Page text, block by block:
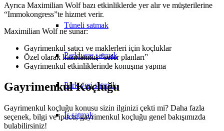
Tüneli satmak
Parkhane satmak
Park yeri satmak
İş satmak
Ayrıca Maximilian Wolf bazı etkinliklerde yer alır ve müşterilerine
“Immokongress”te hizmet verir.
Maximilian Wolf ne sunar:
Gayrimenkul satıcı ve maklerleri için koçluklar
Özel olarak hazırlanmış “sefer planları”
Gayrimenkul etkinliklerinde konuşma yapma
Gayrimenkul Koçluğu
Gayrimenkul koçluğu konusu sizin ilginizi çekti mi? Daha fazla
seçenek, bilgi ve ipucu, gayrimenkul koçluğu genel bakışımızda
bulabilirsiniz!